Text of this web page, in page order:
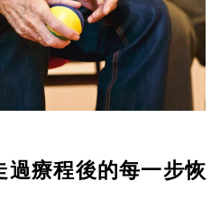
過療程後的每一步恢